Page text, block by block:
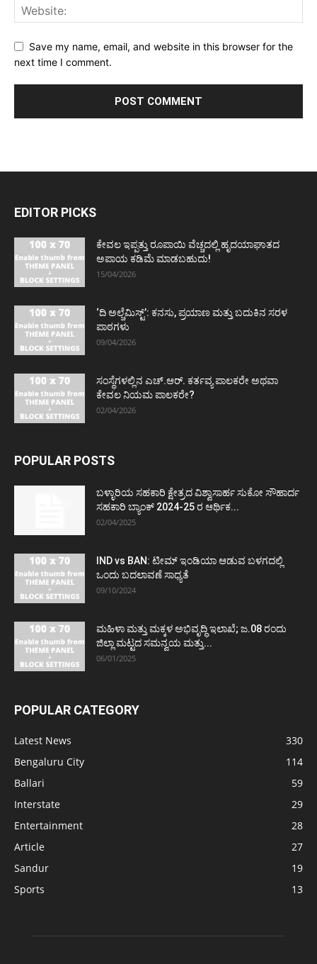
Save my name, email, and website in this browser for the
next time I comment.
EDITOR PICKS
ಕೇವಲ ಇಪ್ಪತ್ತು ರೂಪಾಯಿ ವೆಚ್ಚದಲ್ಲಿ ಹೃದಯಾಘಾತದ
ಅಪಾಯ ಕಡಿಮೆ ಮಾಡಬಹುದು!
15/04/2026
‘ದಿ ಅಲ್ಚೆಮಿಸ್ಟ್’: ಕನಸು, ಪ್ರಯಾಣ ಮತ್ತು ಬದುಕಿನ ಸರಳ
ಪಾಠಗಳು
09/04/2026
ಸಂಸ್ಥೆಗಳಲ್ಲಿನ ಎಚ್.ಆರ್. ಕರ್ತವ್ಯ ಪಾಲಕರೇ ಅಥವಾ
ಕೇವಲ ನಿಯಮ ಪಾಲಕರೇ?
02/04/2026
POPULAR POSTS
ಬಳ್ಳಾರಿಯ ಸಹಕಾರಿ ಕ್ಷೇತ್ರದ ವಿಶ್ವಾಸಾರ್ಹ ಸುಕೋ ಸೌಹಾರ್ದ
ಸಹಕಾರಿ ಬ್ಯಾಂಕ್ 2024-25 ರ ಆರ್ಥಿಕ...
02/04/2025
IND vs BAN: ಟೀಮ್ ಇಂಡಿಯಾ ಆಡುವ ಬಳಗದಲ್ಲಿ
ಒಂದು ಬದಲಾವಣೆ ಸಾಧ್ಯತೆ
09/10/2024
ಮಹಿಳಾ ಮತ್ತು ಮಕ್ಕಳ ಅಭಿವೃದ್ಧಿ ಇಲಾಖೆ; ಜ.08 ರಂದು
ಜಿಲ್ಲಾ ಮಟ್ಟದ ಸಮನ್ವಯ ಮತ್ತು...
06/01/2025
POPULAR CATEGORY
Latest News
330
Bengaluru City
114
Ballari
59
Interstate
29
Entertainment
28
Article
27
Sandur
19
Sports
13